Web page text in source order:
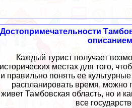
Достопримечательности
описанием
Каждый турист получает
исторических местах для того,
и правильно понять ее
распланировать время, можно
живет Тамбовская область, но и
все